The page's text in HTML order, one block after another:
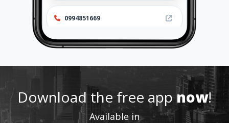
0994851669
http://www.amarillasinternet
-
Download the free appnow!
Available in